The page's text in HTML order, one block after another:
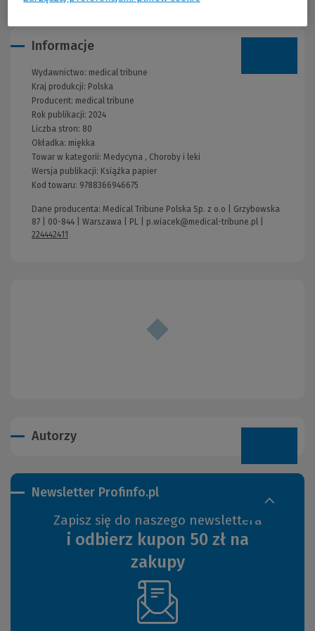
Informacje
Wydawnictwo: medical tribune
Kraj produkcji: Polska
Producent: medical tribune
Rok publikacji: 2024
Liczba stron: 80
Okładka: miękka
Towar w kategorii: Medycyna , Choroby i leki
Wersja publikacji: Książka papier
Kod towaru: 9788366946675
Dane producenta: Medical Tribune Polska Sp. z o.o | Grzybowska
87 | 00-844 | Warszawa | PL | p.wiacek@medical-tribune.pl
224442411
Autorzy
Newsletter Profinfo.pl
Zapisz się do naszego newslettera
i odbierz kupon 50 zł na
zakupy
(Nowe
okno)